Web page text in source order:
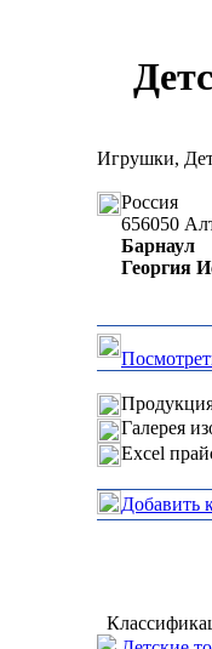
Игрушки,
Россия
656050
Барнаул
Георгия
Галерея
Excel
Добавить